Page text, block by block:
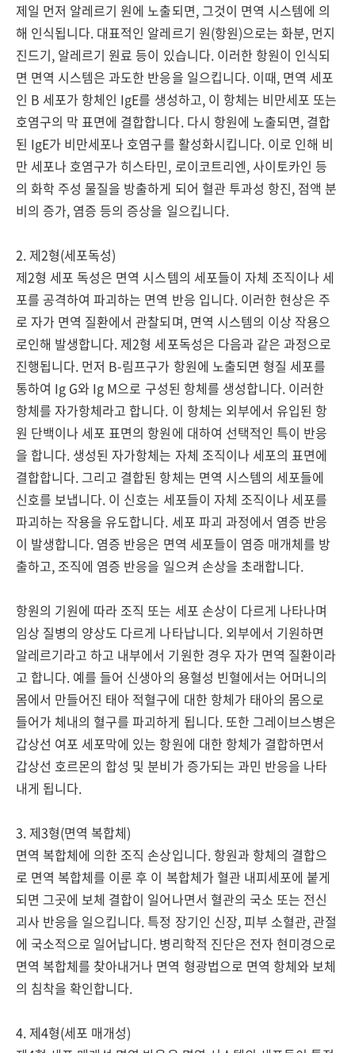
제일 먼저 알레르기 원에 노출되면, 그것이 면역 시스템에 의
해 인식됩니다. 대표적인 알레르기 원(항원)으로는 화분, 먼지
진드기, 알레르기 원료 등이 있습니다. 이러한 항원이 인식되
면 면역 시스템은 과도한 반응을 일으킵니다. 이때, 면역 세포
인 B 세포가 항체인 IgE를 생성하고, 이 항체는 비만세포 또는
호염구의 막 표면에 결합합니다. 다시 항원에 노출되면, 결합
된 IgE가 비만세포나 호염구를 활성화시킵니다. 이로 인해 비
만 세포나 호염구가 히스타민, 로이코트리엔, 사이토카인 등
의 화학 주성 물질을 방출하게 되어 혈관 투과성 항진, 점액 분
비의 증가, 염증 등의 증상을 일으킵니다.
2. 제2형(세포독성)
제2형 세포 독성은 면역 시스템의 세포들이 자체 조직이나 세
포를 공격하여 파괴하는 면역 반응 입니다. 이러한 현상은 주
로 자가 면역 질환에서 관찰되며, 면역 시스템의 이상 작용으
로인해 발생합니다. 제2형 세포독성은 다음과 같은 과정으로
진행됩니다. 먼저 B-림프구가 항원에 노출되면 형질 세포를
통하여 Ig G와 Ig M으로 구성된 항체를 생성합니다. 이러한
항체를 자가항체라고 합니다. 이 항체는 외부에서 유입된 항
원 단백이나 세포 표면의 항원에 대하여 선택적인 특이 반응
을 합니다. 생성된 자가항체는 자체 조직이나 세포의 표면에
결합합니다. 그리고 결합된 항체는 면역 시스템의 세포들에
신호를 보냅니다. 이 신호는 세포들이 자체 조직이나 세포를
파괴하는 작용을 유도합니다. 세포 파괴 과정에서 염증 반응
이 발생합니다. 염증 반응은 면역 세포들이 염증 매개체를 방
출하고, 조직에 염증 반응을 일으켜 손상을 초래합니다.
항원의 기원에 따라 조직 또는 세포 손상이 다르게 나타나며
임상 질병의 양상도 다르게 나타납니다. 외부에서 기원하면
알레르기라고 하고 내부에서 기원한 경우 자가 면역 질환이라
고 합니다. 예를 들어 신생아의 용혈성 빈혈에서는 어머니의
몸에서 만들어진 태아 적혈구에 대한 항체가 태아의 몸으로
들어가 체내의 혈구를 파괴하게 됩니다. 또한 그레이브스병은
갑상선 여포 세포막에 있는 항원에 대한 항체가 결합하면서
갑상선 호르몬의 합성 및 분비가 증가되는 과민 반응을 나타
내게 됩니다.
3. 제3형(면역 복합체)
면역 복합체에 의한 조직 손상입니다. 항원과 항체의 결합으
로 면역 복합체를 이룬 후 이 복합체가 혈관 내피세포에 붙게
되면 그곳에 보체 결합이 일어나면서 혈관의 국소 또는 전신
괴사 반응을 일으킵니다. 특정 장기인 신장, 피부 소혈관, 관절
에 국소적으로 일어납니다. 병리학적 진단은 전자 현미경으로
면역 복합체를 찾아내거나 면역 형광법으로 면역 항체와 보체
의 침착을 확인합니다.
4. 제4형(세포 매개성)